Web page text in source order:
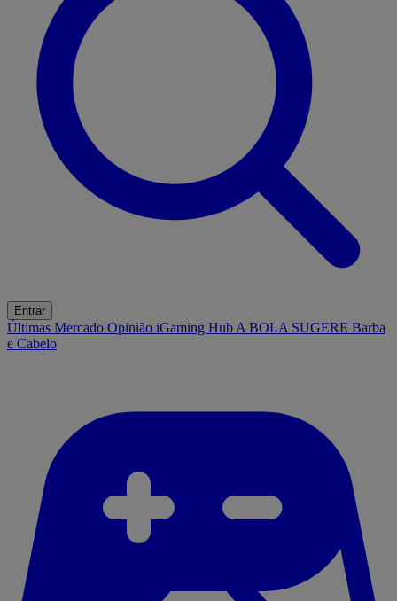
Entrar
Últimas Mercado Opinião iGaming Hub A BOLA SUGERE Barba
e Cabelo